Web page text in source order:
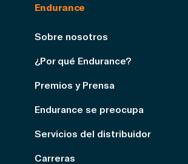
Endurance
Sobre nosotros
¿Por qué Endurance?
Premios y Prensa
Endurance se preocupa
Servicios del distribuidor
Carreras